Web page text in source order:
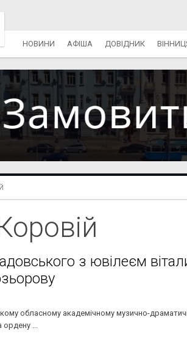
НОВИНИ АФІША ДОВІДНИК
з ювілеєм
обласному академічному музично-
ордену ...